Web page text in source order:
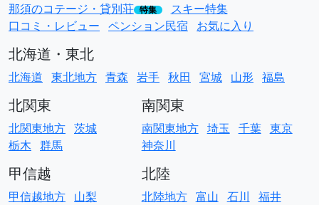
那須のコテージ・貸別荘 特集
スキー特集
口コミ・レビュー ペンション民宿 お気に入り
北海道・東北
北海道 東北地方 青森 岩手 秋田 宮城 山形 福島
北関東
北関東地方 茨城
栃木 群馬
南関東
南関東地方 埼玉 千葉 東京
神奈川
甲信越
甲信越地方 山梨
北陸
北陸地方 富山 石川 福井